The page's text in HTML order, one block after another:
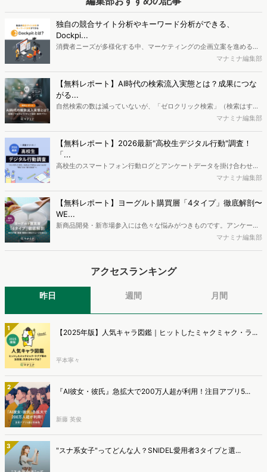
独自の競合サイト分析やキーワード分析ができる、
Dockpi...
消費者ニーズが多様化する中、マーケティングの企画立案を進める上
で、競合分析や消費者分析の重要性がより高まっています。Web行動
データを活用し、Web上の消費者行動を起点とした競合サイト分析や
消費者分析が可能です。今回はDockpitならではの利便性の高い機能
や活用方法を解説します。
マナミナ編集部
【無料レポート】AI時代の検索流入実態とは？成果につな
がる...
自然検索の数は減っていないが、「ゼロクリック検索」（検索はする
がページには流入しない）の割合が増加しているのが、AI時代の検索
か、また、要因を理解した上で、成果に確実につながるコンテンツを
制作するにはどうするべきなのでしょうか。本レポートはこのような
疑問をお抱えのSEO・Webマーケティングご担当者様におすすめの内
容となっています。※本レポートは記事のフォームから無料でダウン
マナミナ編集部
【無料レポート】2026最新"高校生デジタル行動"調査！
「...
高校生のスマートフォン行動ログとアンケートデータを掛け合わせ、
最新の若年層（高校生）におけるデジタル行動実態やSNSの利用傾向
ち、スマートフォンを取り巻く環境が成熟するなか、新興SNSの台頭
により高校生のデジタルライフスタイルは新たな変化を見せていま
す。※資料は記事内の入力フォームより、ダウンロードいただけま
マナミナ編集部
【無料レポート】ヨーグルト購買層「4タイプ」徹底解剖〜
WE...
新商品開発・新市場参入には色々な悩みがつきものです。アンケート
調査を実施しても、購買実態が不透明、新商品の受容性も判断しきれ
ようにして市場理解をしていけるのか、現状の既発商品のセグメント
す。新商品開発関連担当者様・マーケティング担当者様向け必見のレ
ウンロードできます。
マナミナ編集部
アクセスランキング
昨日 週間 月間
1 【2025年版】人気キャラ図鑑｜ヒットしたミャクミャク・ラ...
平本寧々
2 『AI彼女・彼氏』急拡大で200万人超が利用！注目アプリ5...
新藤 英俊
3 "スナ系女子"ってどんな人？SNIDEL愛用者3タイプと選...